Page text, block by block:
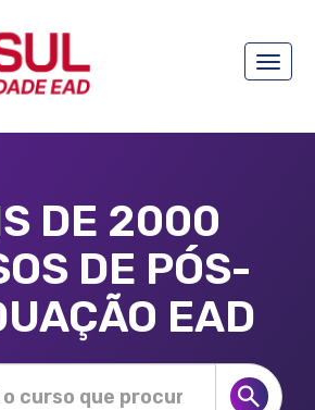
Toggle
DE 2000
DE PÓS-
EAD